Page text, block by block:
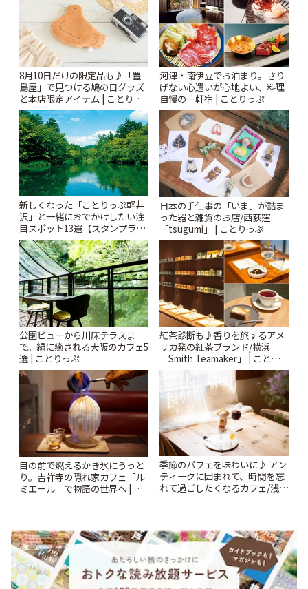
8月10日だけの限定品も♪「豊
島屋」で見つける鳩の日グッズ
と本店限定アイテム | ことりっ
ぷ
河津・南伊豆でお泊まり。さり
げない心遣いが心地よい、料理
自慢の一軒宿 | ことりっぷ
新しくなった「ことりっぷ軽井
沢」と一緒におでかけしたい注
目スポット13選【スタンプラリ
ー開催中】 | ことりっぷ
日本の手仕事の「いま」が詰ま
った器と雑貨のお店/西荻窪
「tsugumi」 | ことりっぷ
公園ビューから川床テラスま
で。緑に癒される大阪のカフェ5
選 | ことりっぷ
紅茶診断も♪香りを旅するアメ
リカ発の紅茶ブランド/横浜
「Smith Teamaker」 | ことりっ
ぷ
目の前で燃えるかき氷にうっと
り。吉祥寺の隠れ家カフェ「ル
ミエール」で物語の世界へ | こ
季節のパフェを味わいに♪ アン
ティークに囲まれて、時間を忘
れて過ごしたくなるカフェ/浅草